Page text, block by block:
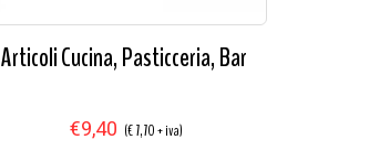
Articoli Cucina, Pasticceria, Bar
€9,40 (€ 7,70 + iva)